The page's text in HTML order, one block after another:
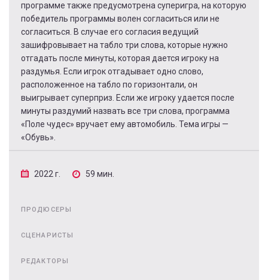
программе также предусмотрена суперигра, на которую
победитель программы волен согласиться или не
согласиться. В случае его согласия ведущий
зашифровывает на табло три слова, которые нужно
отгадать после минуты, которая дается игроку на
раздумья. Если игрок отгадывает одно слово,
расположенное на табло по горизонтали, он
выигрывает суперприз. Если же игроку удается после
минуты раздумий назвать все три слова, программа
«Поле чудес» вручает ему автомобиль. Тема игры —
«Обувь».
2022 г. 59 мин.
ПРОДЮСЕРЫ
СЦЕНАРИСТЫ
РЕДАКТОРЫ